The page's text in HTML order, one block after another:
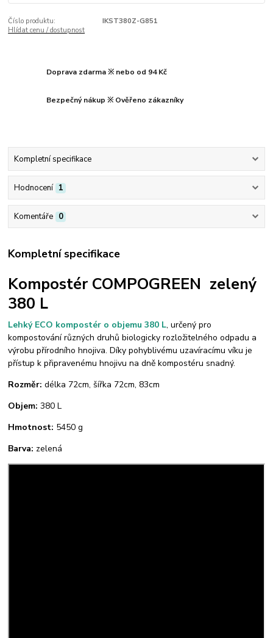
Číslo produktu:
IKST380Z-G851
Hlídat cenu / dostupnost
Doprava zdarma ※ nebo od 94 Kč
Bezpečný nákup ※ Ověřeno zákazníky
Kompletní specifikace
Hodnocení 1
Komentáře 0
Kompletní specifikace
Kompostér COMPOGREEN zelený
380 L
Lehký ECO kompostér o objemu 380 L, určený pro
kompostování různých druhů biologicky rozložitelného odpadu a
výrobu přírodního hnojiva. Díky pohyblivému uzavíracímu víku je
přístup k připravenému hnojivu na dně kompostéru snadný.
Rozměr:délka 72cm, šířka 72cm, 83cm
Objem: 380 L
Hmotnost: 5450 g
Barva: zelená